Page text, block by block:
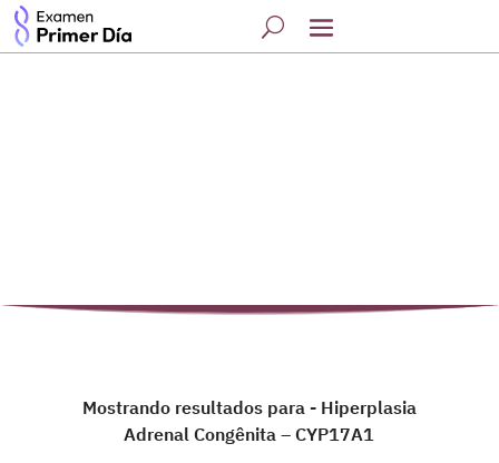
Mostrando resultados para - Hiperplasia
Adrenal Congênita – CYP17A1